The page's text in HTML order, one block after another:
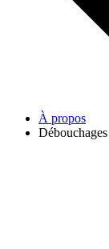
À propos
Débouchages